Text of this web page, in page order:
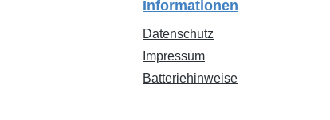
Informationen
Datenschutz
Impressum
Batteriehinweise